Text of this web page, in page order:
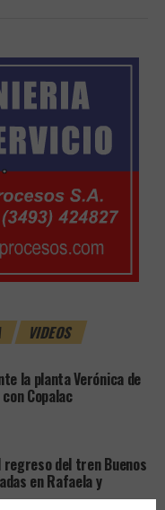
VIDEOS
la planta Verónica de
Copalac
del tren Buenos
en Rafaela y